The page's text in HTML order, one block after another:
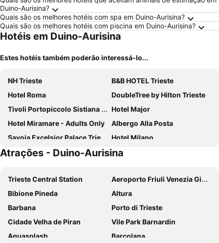
Duino-Aurisina?
Quais são os melhores hotéis com spa em Duino-Aurisina?
Quais são os melhores hotéis com piscina em Duino-Aurisina?
Hotéis em Duino-Aurisina
Estes hotéis também poderão interessá-lo...
NH Trieste
B&B HOTEL Trieste
Hotel Roma
DoubleTree by Hilton Trieste
Tivoli Portopiccolo Sistiana Wellness Resort & Spa
Hotel Major
Hotel Miramare - Adults Only
Albergo Alla Posta
Savoia Excelsior Palace Trieste - Starhotels Collezione
Hotel Milano
Europalace Hotel, BW Signature Collection
Albergo La Caravella
Hotel Centrale
Hotel Bellavista
Pep's Rooms By The Sea
Hotel Solun
Hotel Città di Parenzo
Hotel Istria
Victoria Hotel Letterario
Hotel Le Corderie
Ca' Laguna
Best Western Gorizia Palace
Atrações - Duino-Aurisina
Trieste Central Station
Aeroporto Friuli Venezia Giulia
Bibione Pineda
Altura
Barbana
Porto di Trieste
Cidade Velha de Piran
Vile Park Barnardin
Aquasplash
Barcolana